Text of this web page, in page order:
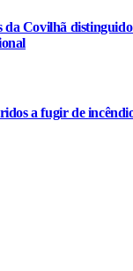
da Covilhã
a fugir de